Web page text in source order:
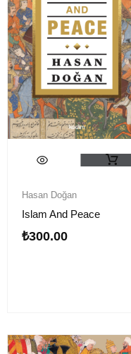
Hasan Doğan
Islam And Peace
₺300.00